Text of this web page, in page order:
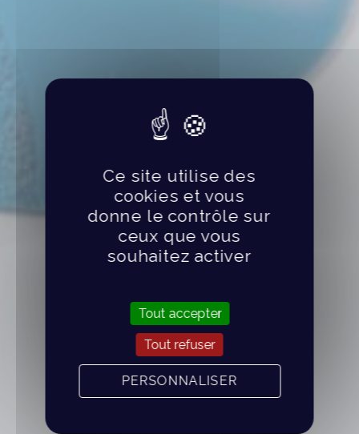
Ce site utilise des
cookies et vous
donne le contrôle sur
ceux que vous
souhaitez activer
Tout accepter
Tout refuser
PERSONNALISER